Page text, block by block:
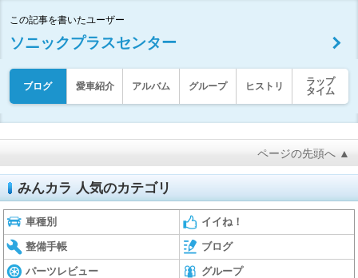
この記事を書いたユーザー
ソニックプラスセンター
ブログ 愛車紹介 アルバム グループ ヒストリ
ラップ
タイム
ページの先頭へ ▲
みんカラ 人気のカテゴリ
車種別 イイね！
整備手帳 ブログ
パーツレビュー グループ